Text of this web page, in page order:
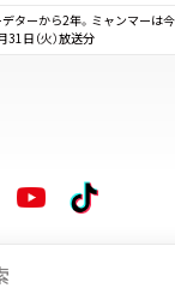
デターから2年。ミャンマーは
日（火）放送分